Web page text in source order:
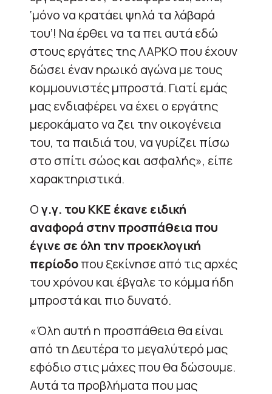
‘μόνο να κρατάει ψηλά τα λάβαρά
του’! Να έρθει να τα πει αυτά εδώ
στους εργάτες της ΛΑΡΚΟ που έχουν
δώσει έναν ηρωικό αγώνα με τους
κομμουνιστές μπροστά. Γιατί εμάς
μας ενδιαφέρει να έχει ο εργάτης
μεροκάματο να ζει την οικογένεια
του, τα παιδιά του, να γυρίζει πίσω
στο σπίτι σώος και ασφαλής», είπε
χαρακτηριστικά.
Ογ.γ. του ΚΚΕ έκανε ειδική
αναφορά στην προσπάθεια που
έγινε σε όλη την προεκλογική
περίοδοπου ξεκίνησε από τις αρχές
του χρόνου και έβγαλε το κόμμα ήδη
μπροστά και πιο δυνατό.
«Όλη αυτή η προσπάθεια θα είναι
από τη Δευτέρα το μεγαλύτερό μας
εφόδιο στις μάχες που θα δώσουμε.
Αυτά τα προβλήματα που μας